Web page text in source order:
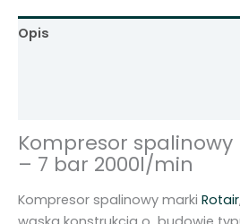
2
m
a
r
Opis
Kompresor spalinowy
– 7 bar 2000l/min
Kompresor spalinowy marki Rotair